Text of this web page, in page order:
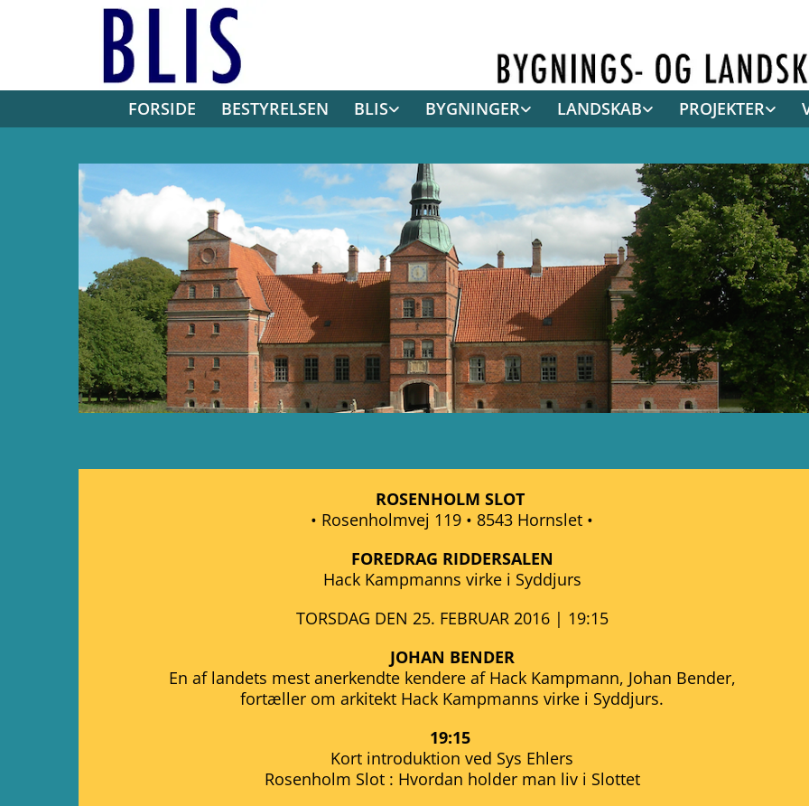
FORSIDE BESTYRELSEN BLIS BYGNINGER LANDSKAB PROJEKTER
ROSENHOLM SLOT
• Rosenholmvej 119 • 8543 Hornslet •
FOREDRAG RIDDERSALEN
Hack Kampmanns virke i Syddjurs
TORSDAG DEN 25. FEBRUAR 2016 | 19:15
JOHAN BENDER
En af landets mest anerkendte kendere af Hack Kampmann, Johan Bender,
fortæller om arkitekt Hack Kampmanns virke i Syddjurs.
19:15
Kort introduktion ved Sys Ehlers
Rosenholm Slot : Hvordan holder man liv i Slottet